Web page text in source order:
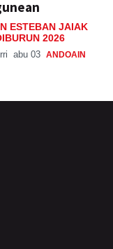
ESTEBAN JAIAK
2026
abu 03 ANDOAIN